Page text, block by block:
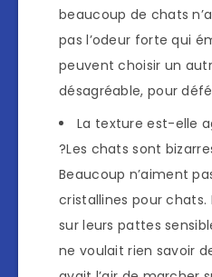
beaucoup de chats
pas l’odeur forte qui
peuvent choisir un
désagréable, pour
La texture est-elle
?Les chats sont
Beaucoup n’aiment
cristallines pour
sur leurs pattes
ne voulait rien savoir